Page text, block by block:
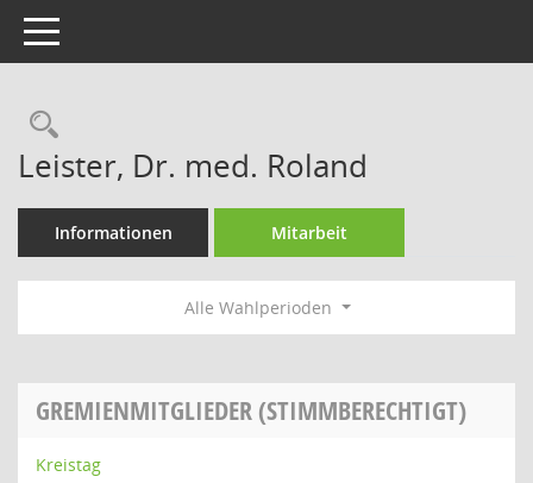
Toggle navigation
Rechercheauswahl
Leister, Dr. med. Roland
Informationen Mitarbeit
Alle Wahlperioden
GREMIENMITGLIEDER (STIMMBERECHTIGT)
Kreistag